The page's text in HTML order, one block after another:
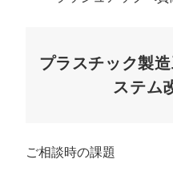
プラスチック製
ステム
ご相談時の課題